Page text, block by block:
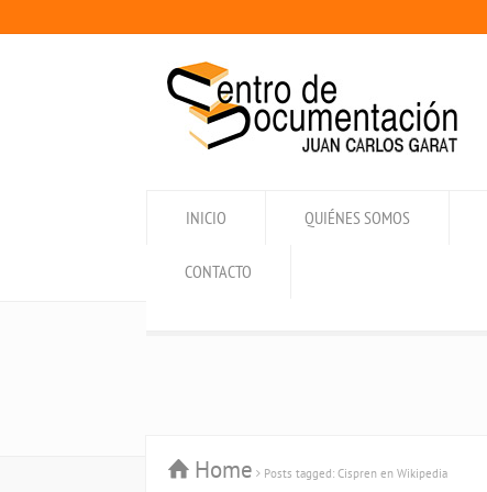
INICIO QUIÉNES SOMOS
CONTACTO
Home Posts tagged: Cispren en Wikipedia